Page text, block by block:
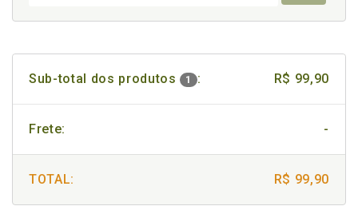
Sub-total dos produtos 1 : R$ 99,90
Frete: -
TOTAL: R$ 99,90